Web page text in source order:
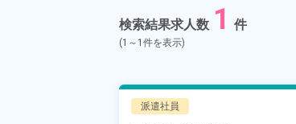
検索結果求人数 1 件
(1～1件を表示)
派遣社員